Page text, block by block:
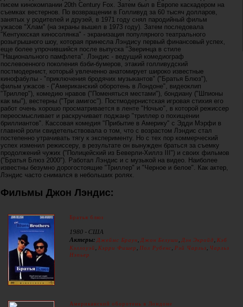
писем кинокомпании 20th Century Fox. Затем был в Европе каскадером на
съемках вестернов. По возвращении в Голливуд за 60 тысяч долларов,
занятых у родителей и друзей, в 1971 году снял пародийный фильм
ужасов "Хлам" (на экраны вышел в 1973 году). Затем последовала
"Кентуккская киносолянка" - экранизация популярного театрального
розыгрышного шоу, которая принесла Лэндису первый финансовый успех,
еще более упрочившийся после выпуска "Зверинца в стиле
"Национального памфлета". Лэндис - ведущий комедиограф
послевоенного поколения бэби-бумеров, этакий голливудский
постмодернист, который увлеченно анатомирует широко известные
кинофабулы - "приключения бродячих музыкантов" ("Братья Блюз"),
фильм ужасов - ("Американский оборотень в Лондоне", видеоклип
"Триллер"), комедию нравов ("Поменяться местами"), бондиану ("Шпионы
как мы"), вестерны ("Три амигос"). Постмодернистская игровая стихия его
работ очень хорошо просматривается в ленте "Ночью", в которой режиссер
переосмысливает и раскручивает поджанр "триллер о похищении
бриллиантов". Кассовая комедия "Прибытие в Америку" с Эдди Мэрфи в
главной роли свидетельствовала о том, что с возрастом Лэндис стал
постепенно утрачивать тягу к эксперименту. Но с тех пор коммерческий
успех изменил режиссеру, в результате он вынужден браться за съемку
продолжений чужих ("Полицейский из Беверли-Хиллз III") и своих фильмов
("Братья Блюз 2000"). Работал Лэндис и с музыкой на видео. Наиболее
известны безумно дорогостоящие "Триллер" и "Черное и белое". Как актер,
Лэндис часто снимался в небольших ролях.
Фильмы Джон Лэндис:
Братья блюз
1980 - США
Актеры: Джеймс Браун Джон Белуши Дэн Экройд
Кэб
Кэллоуэй
Кэрри Фишер Пол Рубенс Рэй Чарльз
Чарльз
Нэпьер
Американский оборотень в Лондоне